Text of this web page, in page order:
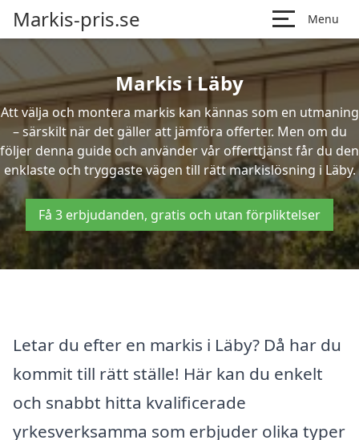
Markis-pris.se Menu
Markis i Läby
Att välja och montera markis kan kännas som en utmaning
– särskilt när det gäller att jämföra offerter. Men om du
följer denna guide och använder vår offerttjänst får du den
enklaste och tryggaste vägen till rätt markislösning i Läby.
Få 3 erbjudanden, gratis och utan förpliktelser
Letar du efter en markis i Läby? Då har du
kommit till rätt ställe! Här kan du enkelt
och snabbt hitta kvalificerade
yrkesverksamma som erbjuder olika typer